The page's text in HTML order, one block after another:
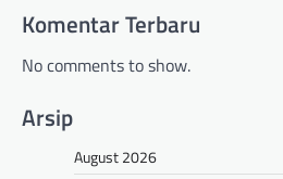
Komentar Terbaru
No comments to show.
Arsip
August 2026